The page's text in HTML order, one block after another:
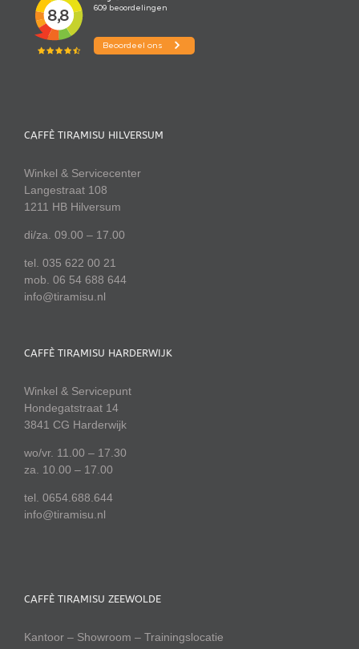
CAFFÈ TIRAMISU HILVERSUM
Winkel & Servicecenter
Langestraat 108
1211 HB Hilversum
di/za. 09.00 – 17.00
tel. 035 622 00 21
mob. 06 54 688 644
info@tiramisu.nl
CAFFÈ TIRAMISU HARDERWIJK
Winkel & Servicepunt
Hondegatstraat 14
3841 CG Harderwijk
wo/vr. 11.00 – 17.30
za. 10.00 – 17.00
tel. 0654.688.644
info@tiramisu.nl
CAFFÈ TIRAMISU ZEEWOLDE
Kantoor – Showroom – Trainingslocatie